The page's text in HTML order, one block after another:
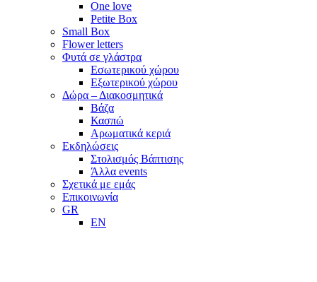
One love
Petite Box
Small Box
Flower letters
Φυτά σε γλάστρα
Εσωτερικού χώρου
Εξωτερικού χώρου
Δώρα – Διακοσμητικά
Βάζα
Κασπώ
Αρωματικά κεριά
Εκδηλώσεις
Στολισμός Βάπτισης
Άλλα events
Σχετικά με εμάς
Επικοινωνία
GR
EN